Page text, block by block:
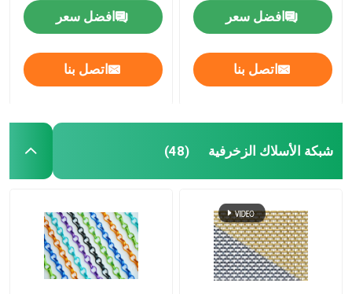
افضل سعر
اتصل بنا
افضل سعر
اتصل بنا
شبكة الأسلاك الزخرفية (48)